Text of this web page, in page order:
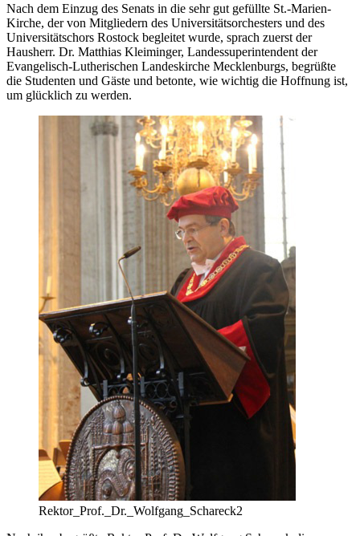
Nach dem Einzug des Senats in die sehr gut gefüllte St.-Marien-
Kirche, der von Mitgliedern des Universitätsorchesters und des
Universitätschors Rostock begleitet wurde, sprach zuerst der
Hausherr. Dr. Matthias Kleiminger, Landessuperintendent der
Evangelisch-Lutherischen Landeskirche Mecklenburgs, begrüßte
die Studenten und Gäste und betonte, wie wichtig die Hoffnung ist,
um glücklich zu werden.
Rektor_Prof._Dr._Wolfgang_Schareck2